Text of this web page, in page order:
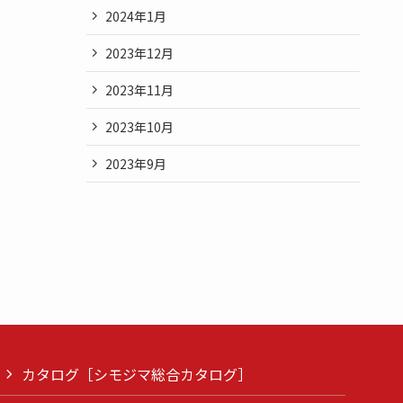
2024年1月
2023年12月
2023年11月
2023年10月
2023年9月
カタログ［シモジマ総合カタログ］